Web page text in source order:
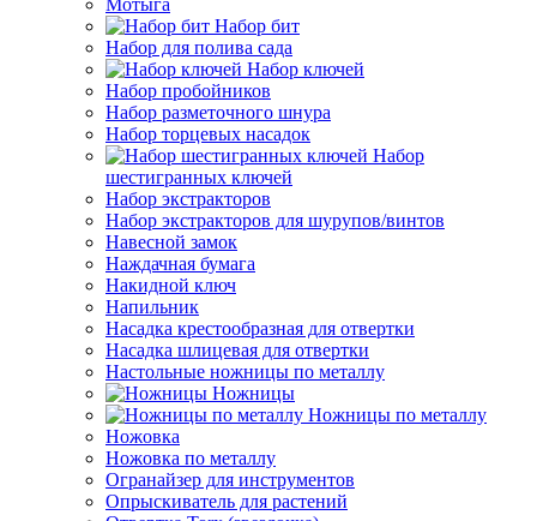
Мотыга
Набор бит
Набор для полива сада
Набор ключей
Набор пробойников
Набор разметочного шнура
Набор торцевых насадок
Набор
шестигранных ключей
Набор экстракторов
Набор экстракторов для шурупов/винтов
Навесной замок
Наждачная бумага
Накидной ключ
Напильник
Насадка крестообразная для отвертки
Насадка шлицевая для отвертки
Настольные ножницы по металлу
Ножницы
Ножницы по металлу
Ножовка
Ножовка по металлу
Огранайзер для инструментов
Опрыскиватель для растений